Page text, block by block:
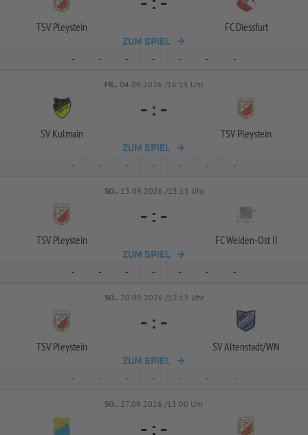
TSV Pleystein FC Diessfurt
ZUM SPIEL
- - - - - - -
FR.. 04.09.2026 /16:15 Uhr
SV Kulmain
- : -
TSV Pleystein
ZUM SPIEL
- - - - - - -
SO.. 13.09.2026 /13:15 Uhr
TSV Pleystein
- : -
FC Weiden-Ost II
ZUM SPIEL
- - - - - - -
SO.. 20.09.2026 /13:15 Uhr
TSV Pleystein
- : -
SV Altenstadt/WN
ZUM SPIEL
- - - - - - -
SO.. 27.09.2026 /13:00 Uhr
- : -